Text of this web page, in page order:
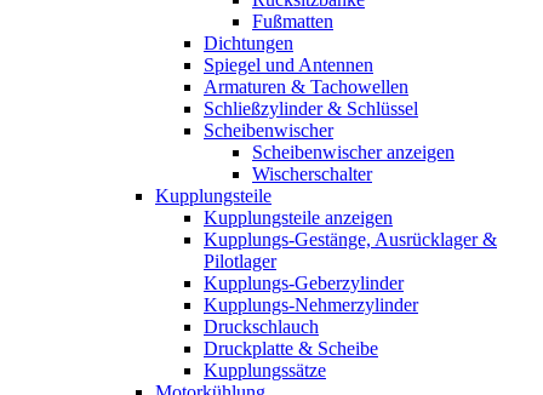
Fußmatten
Dichtungen
Spiegel und Antennen
Armaturen & Tachowellen
Schließzylinder & Schlüssel
Scheibenwischer
Scheibenwischer anzeigen
Wischerschalter
Kupplungsteile
Kupplungsteile anzeigen
Kupplungs-Gestänge, Ausrücklager &
Pilotlager
Kupplungs-Geberzylinder
Kupplungs-Nehmerzylinder
Druckschlauch
Druckplatte & Scheibe
Kupplungssätze